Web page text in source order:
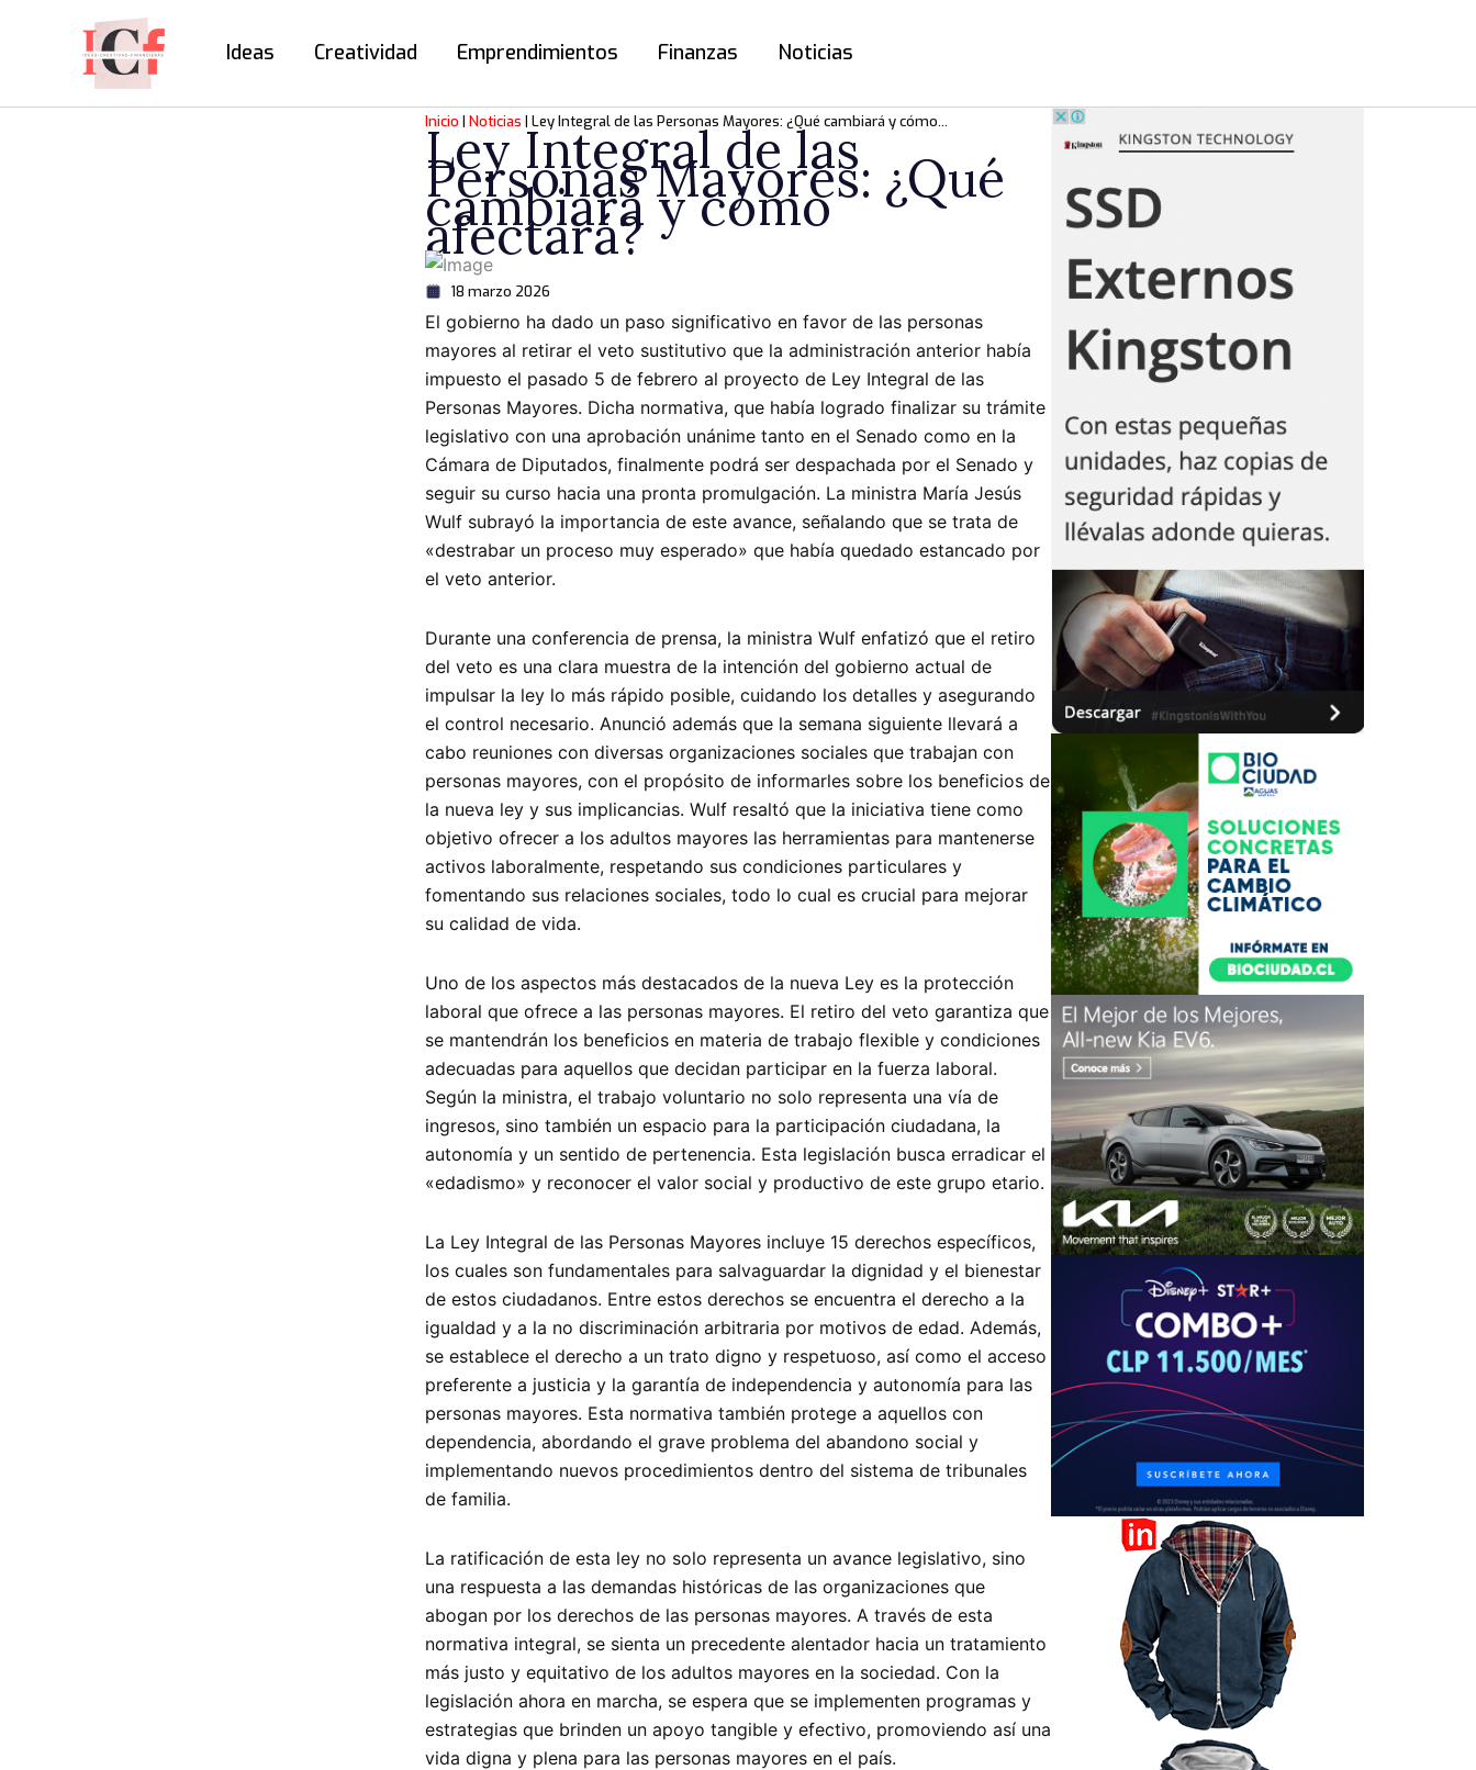
Ideas Creatividad Emprendimientos Finanzas Noticias
Inicio Noticias Ley Integral de las Personas Mayores: ¿Qué cambiará y cómo afectará?
Ley Integral de las
Personas Mayores: ¿Qué
cambiará y cómo
afectará?
18 marzo 2026
El gobierno ha dado un paso significativo en favor de las personas
mayores al retirar el veto sustitutivo que la administración anterior había
impuesto el pasado 5 de febrero al proyecto de Ley Integral de las
Personas Mayores. Dicha normativa, que había logrado finalizar su trámite
legislativo con una aprobación unánime tanto en el Senado como en la
Cámara de Diputados, finalmente podrá ser despachada por el Senado y
seguir su curso hacia una pronta promulgación. La ministra María Jesús
Wulf subrayó la importancia de este avance, señalando que se trata de
«destrabar un proceso muy esperado» que había quedado estancado por
el veto anterior.
Durante una conferencia de prensa, la ministra Wulf enfatizó que el retiro
del veto es una clara muestra de la intención del gobierno actual de
impulsar la ley lo más rápido posible, cuidando los detalles y asegurando
el control necesario. Anunció además que la semana siguiente llevará a
cabo reuniones con diversas organizaciones sociales que trabajan con
personas mayores, con el propósito de informarles sobre los beneficios de
la nueva ley y sus implicancias. Wulf resaltó que la iniciativa tiene como
objetivo ofrecer a los adultos mayores las herramientas para mantenerse
activos laboralmente, respetando sus condiciones particulares y
fomentando sus relaciones sociales, todo lo cual es crucial para mejorar
su calidad de vida.
Uno de los aspectos más destacados de la nueva Ley es la protección
laboral que ofrece a las personas mayores. El retiro del veto garantiza que
se mantendrán los beneficios en materia de trabajo flexible y condiciones
adecuadas para aquellos que decidan participar en la fuerza laboral.
Según la ministra, el trabajo voluntario no solo representa una vía de
ingresos, sino también un espacio para la participación ciudadana, la
autonomía y un sentido de pertenencia. Esta legislación busca erradicar el
«edadismo» y reconocer el valor social y productivo de este grupo etario.
La Ley Integral de las Personas Mayores incluye 15 derechos específicos,
los cuales son fundamentales para salvaguardar la dignidad y el bienestar
de estos ciudadanos. Entre estos derechos se encuentra el derecho a la
igualdad y a la no discriminación arbitraria por motivos de edad. Además,
se establece el derecho a un trato digno y respetuoso, así como el acceso
preferente a justicia y la garantía de independencia y autonomía para las
personas mayores. Esta normativa también protege a aquellos con
dependencia, abordando el grave problema del abandono social y
implementando nuevos procedimientos dentro del sistema de tribunales
de familia.
La ratificación de esta ley no solo representa un avance legislativo, sino
una respuesta a las demandas históricas de las organizaciones que
abogan por los derechos de las personas mayores. A través de esta
normativa integral, se sienta un precedente alentador hacia un tratamiento
más justo y equitativo de los adultos mayores en la sociedad. Con la
legislación ahora en marcha, se espera que se implementen programas y
estrategias que brinden un apoyo tangible y efectivo, promoviendo así una
vida digna y plena para las personas mayores en el país.